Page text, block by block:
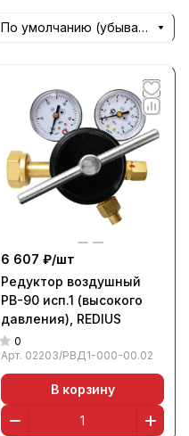
По умолчанию (убывание)
6 607 ₽/шт
Редуктор воздушный
РВ-90 исп.1 (высокого
давления), REDIUS
0
Арт. 02203/РВД1-000-00.02
В корзину